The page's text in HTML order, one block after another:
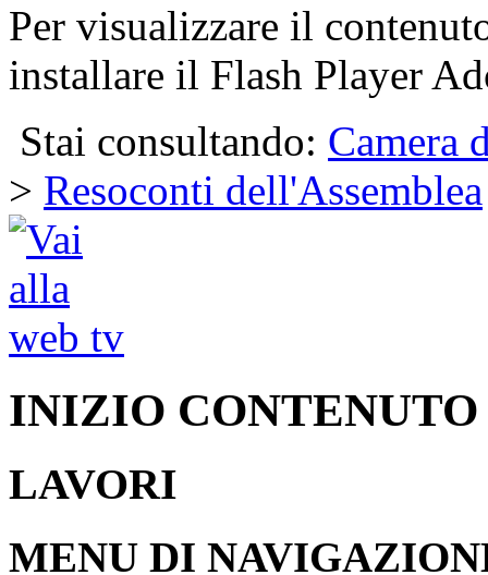
Per visualizzare il
installare il Flash Player
Stai consultando: Camera
> Resoconti dell'Assemblea
INIZIO CONTENUTO
LAVORI
MENU DI